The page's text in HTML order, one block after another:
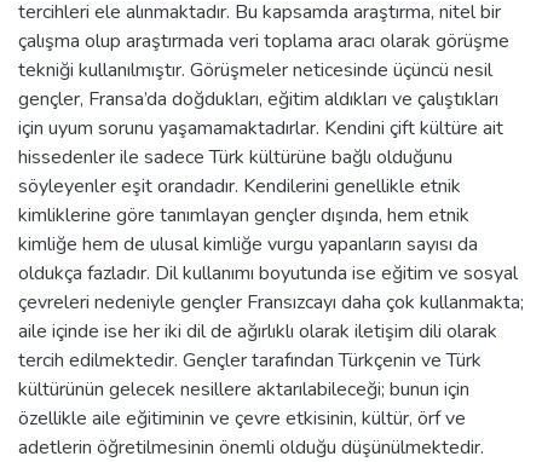
tercihleri ele alınmaktadır. Bu kapsamda araştırma, nitel bir
çalışma olup araştırmada veri toplama aracı olarak görüşme
tekniği kullanılmıştır. Görüşmeler neticesinde üçüncü nesil
gençler, Fransa’da doğdukları, eğitim aldıkları ve çalıştıkları
için uyum sorunu yaşamamaktadırlar. Kendini çift kültüre ait
hissedenler ile sadece Türk kültürüne bağlı olduğunu
söyleyenler eşit orandadır. Kendilerini genellikle etnik
kimliklerine göre tanımlayan gençler dışında, hem etnik
kimliğe hem de ulusal kimliğe vurgu yapanların sayısı da
oldukça fazladır. Dil kullanımı boyutunda ise eğitim ve sosyal
çevreleri nedeniyle gençler Fransızcayı daha çok kullanmakta;
aile içinde ise her iki dil de ağırlıklı olarak iletişim dili olarak
tercih edilmektedir. Gençler tarafından Türkçenin ve Türk
kültürünün gelecek nesillere aktarılabileceği; bunun için
özellikle aile eğitiminin ve çevre etkisinin, kültür, örf ve
adetlerin öğretilmesinin önemli olduğu düşünülmektedir.